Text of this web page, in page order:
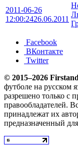
2011-06-26
12:00:2426.06.2011
Facebook
ВКонтакте
Twitter
© 2015–2026
футболе на русском
разрешено только с
правообладателей.
принадлежат их
предназначенный